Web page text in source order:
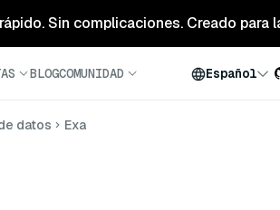
Sin complicaciones. Creado para
BLOGCOMUNIDAD Español
datos Exa